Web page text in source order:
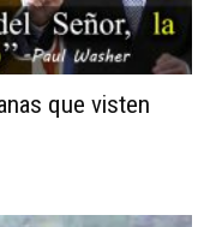
que visten